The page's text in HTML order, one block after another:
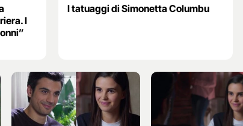
I
I tatuaggi di Simonetta Columbu